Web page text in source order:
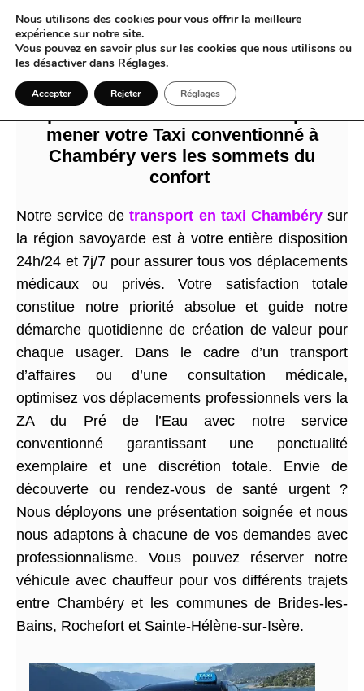
Quand l’épopée sauvage des cimes
mener votre Taxi conventionné à
Chambéry vers les sommets du
confort
Notre service detransport en taxi Chambérysur
la région savoyarde est à votre entière disposition
24h/24 et 7j/7 pour assurer tous vos déplacements
médicaux ou privés. Votre satisfaction totale
constitue notre priorité absolue et guide notre
démarche quotidienne de création de valeur pour
chaque usager. Dans le cadre d’un transport
d’affaires ou d’une consultation médicale,
optimisez vos déplacements professionnels vers la
ZA du Pré de l’Eau avec notre service
conventionné garantissant une ponctualité
exemplaire et une discrétion totale. Envie de
découverte ou rendez-vous de santé urgent ?
Nous déployons une présentation soignée et nous
nous adaptons à chacune de vos demandes avec
professionnalisme. Vous pouvez réserver notre
véhicule avec chauffeur pour vos différents trajets
entre Chambéry et les communes de Brides-les-
Bains, Rochefort et Sainte-Hélène-sur-Isère.
Nous utilisons des cookies pour vous offrir la meilleure
expérience sur notre site.
Vous pouvez en savoir plus sur les cookies que nous utilisons ou
les désactiver dans Réglages.
Accepter Rejeter Réglages